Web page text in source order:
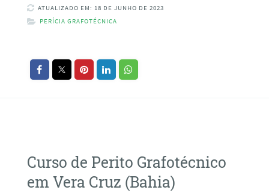
ATUALIZADO EM: 18 DE JUNHO DE 2023
PERÍCIA GRAFOTÉCNICA
Curso de Perito Grafotécnico
em Vera Cruz (Bahia)